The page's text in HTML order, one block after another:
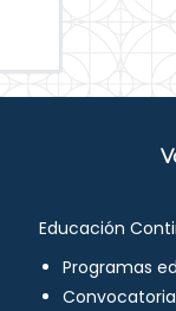
Educación
Programas